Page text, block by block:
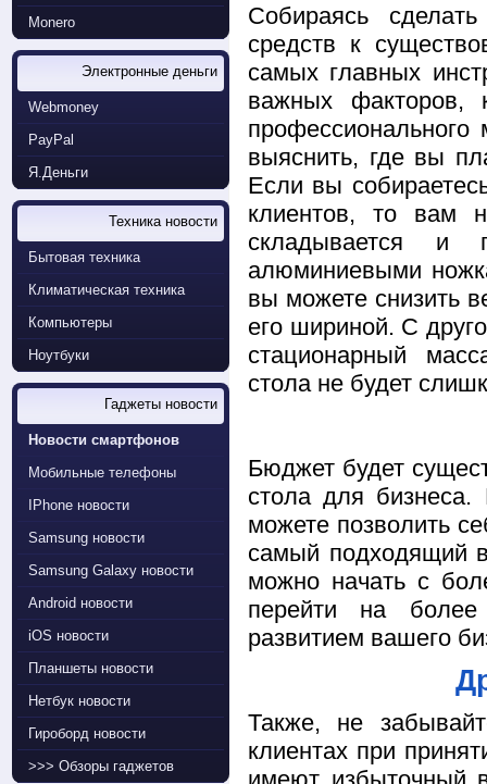
Собираясь
средств к
самых главных
важных факторов,
выяснить, где вы
Если вы
клиентов, то вам
складывается и
алюминиевыми
вы можете снизить
его шириной. С
стационарный
стола не будет
Бюджет будет
стола для
можете позволить
самый подходящий
можно начать с
перейти на
развитием вашего
Также, не
клиентах при
Monero
Электронные деньги
Webmoney
PayPal
Я.Деньги
Техника новости
Бытовая техника
Климатическая техника
Компьютеры
Ноутбуки
Гаджеты новости
Новости смартфонов
Мобильные телефоны
IPhone новости
Samsung новости
Samsung Galaxy новости
Android новости
iOS новости
Планшеты новости
Нетбук новости
Гироборд новости
>>> Обзоры гаджетов